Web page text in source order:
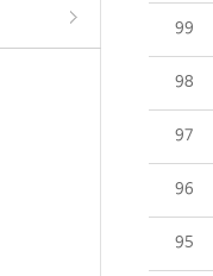
99
98
97
96
95